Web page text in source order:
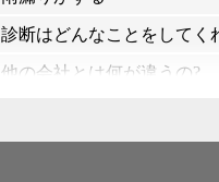
診断はどんなことをしてく
他の会社とは何が違うの?